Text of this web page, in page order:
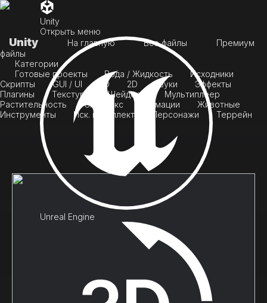
Unity
Открыть меню
Unreal Engine
Unity На главную Все файлы
Премиум
файлы
Категории
Готовые проекты
Вода / Жидкость
Исходники
Скрипты
GUI / UI 3D 2D Звуки
Эффекты
Плагины
Текстуры Шейдеры
Мультиплеер
Растительность
Скайбокс Анимации
Животные
Инструменты
Иск. интеллект Персонажи Террейн